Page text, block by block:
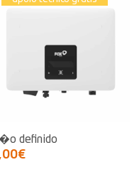
definido